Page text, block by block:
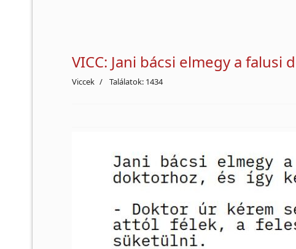
VICC: Jani bácsi elmegy a
Viccek Találatok: 1434